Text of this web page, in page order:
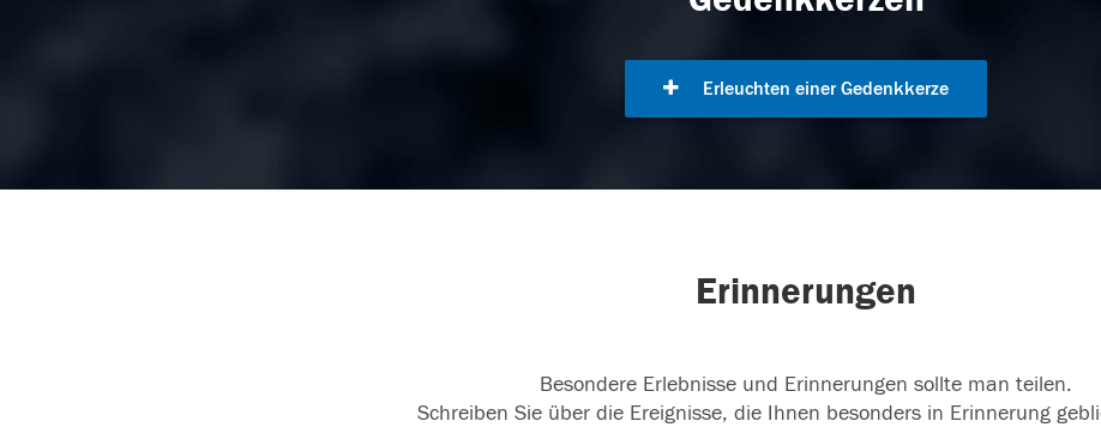
Erleuchten einer Gedenkkerze
Erinnerungen
Besondere Erlebnisse und Erinnerungen sollte man teilen.
Schreiben Sie über die Ereignisse, die Ihnen besonders in Erinnerung